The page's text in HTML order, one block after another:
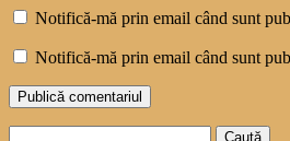
Notifică-mă prin email când sunt
Notifică-mă prin email când sunt